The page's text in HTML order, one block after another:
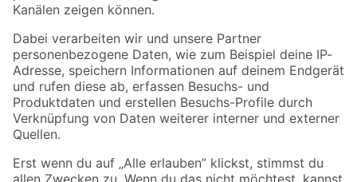
Folge uns
Zahlungsarten Versandarten
Sicher einkaufen